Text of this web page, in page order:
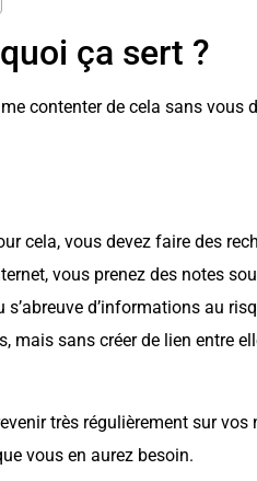
ça sert ?
contenter de cela sans vous
cela, vous devez faire des
vous prenez des notes
d’informations au
mais sans créer de lien entre
très régulièrement sur vos
vous en aurez besoin.